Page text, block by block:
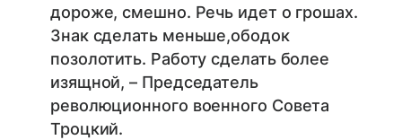
дороже, смешно. Речь идет о грошах.
Знак сделать меньше,ободок
позолотить. Работу сделать более
изящной, – Председатель
революционного военного Совета
Троцкий.